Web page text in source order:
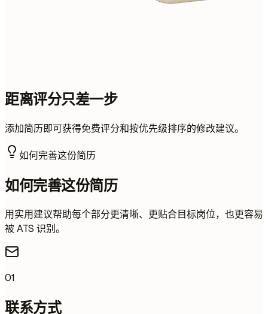
距离评分只差一步
添加简历即可获得免费评分和按优先级排序的修改建议。
如何完善这份简历
如何完善这份简历
用实用建议帮助每个部分更清晰、更贴合目标岗位，也更容易
被 ATS 识别。
01
联系方式